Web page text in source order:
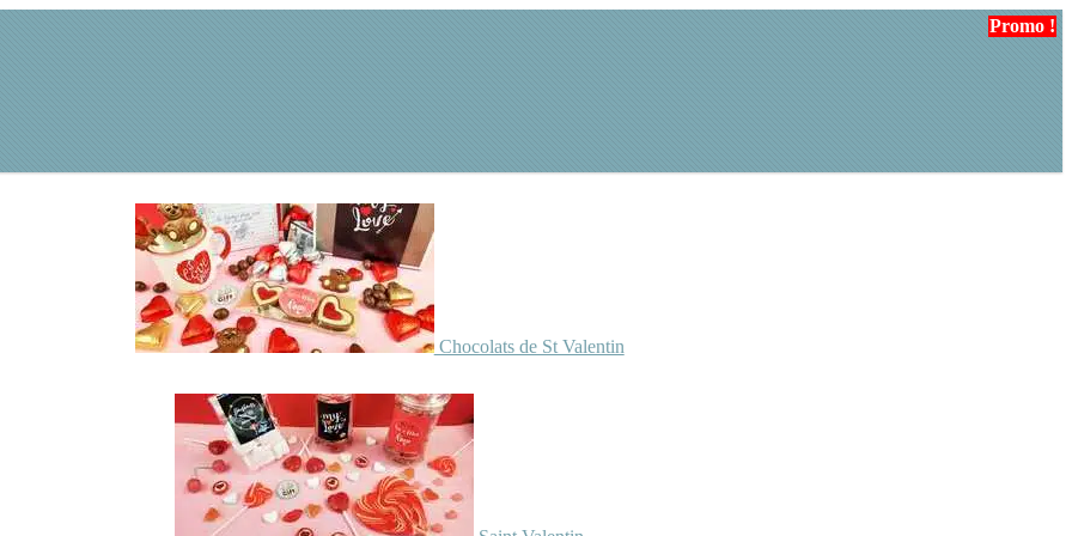
Chocolats de St Valentin
Promo !
Promo !